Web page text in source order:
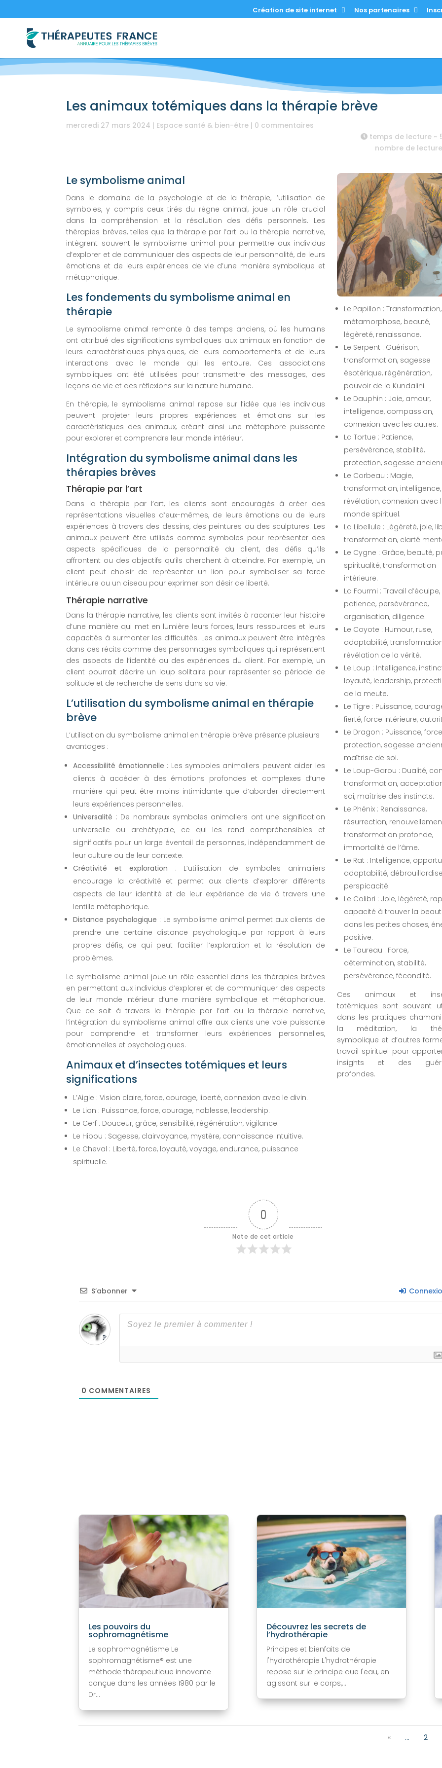
Création de site internet Nos partenaires
Les animaux totémiques dans la thérapie brève
mercredi 27 mars 2024 | Espace santé & bien-être | 0 commentaires
temps de lecture ~
nombre de
Le symbolisme animal
Dans le domaine de la psychologie et de la thérapie, l’utilisation de
symboles, y compris ceux tirés du règne animal, joue un rôle crucial
dans la compréhension et la résolution des défis personnels. Les
thérapies brèves, telles que la thérapie par l’art ou la thérapie narrative,
intègrent souvent le symbolisme animal pour permettre aux individus
d’explorer et de communiquer des aspects de leur personnalité, de leurs
émotions et de leurs expériences de vie d’une manière symbolique et
métaphorique.
Les fondements du symbolisme animal en
thérapie
Le symbolisme animal remonte à des temps anciens, où les humains
ont attribué des significations symboliques aux animaux en fonction de
leurs caractéristiques physiques, de leurs comportements et de leurs
interactions avec le monde qui les entoure. Ces associations
symboliques ont été utilisées pour transmettre des messages, des
leçons de vie et des réflexions sur la nature humaine.
En thérapie, le symbolisme animal repose sur l’idée que les individus
peuvent projeter leurs propres expériences et émotions sur les
caractéristiques des animaux, créant ainsi une métaphore puissante
pour explorer et comprendre leur monde intérieur.
Intégration du symbolisme animal dans les
thérapies brèves
Thérapie par l’art
Dans la thérapie par l’art, les clients sont encouragés à créer des
représentations visuelles d’eux-mêmes, de leurs émotions ou de leurs
expériences à travers des dessins, des peintures ou des sculptures. Les
animaux peuvent être utilisés comme symboles pour représenter des
aspects spécifiques de la personnalité du client, des défis qu’ils
affrontent ou des objectifs qu’ils cherchent à atteindre. Par exemple, un
client peut choisir de représenter un lion pour symboliser sa force
intérieure ou un oiseau pour exprimer son désir de liberté.
Thérapie narrative
Dans la thérapie narrative, les clients sont invités à raconter leur histoire
d’une manière qui met en lumière leurs forces, leurs ressources et leurs
capacités à surmonter les difficultés. Les animaux peuvent être intégrés
dans ces récits comme des personnages symboliques qui représentent
des aspects de l’identité ou des expériences du client. Par exemple, un
client pourrait décrire un loup solitaire pour représenter sa période de
solitude et de recherche de sens dans sa vie.
L’utilisation du symbolisme animal en thérapie
brève
L’utilisation du symbolisme animal en thérapie brève présente plusieurs
avantages :
Accessibilité émotionnelle : Les symboles animaliers peuvent aider les
clients à accéder à des émotions profondes et complexes d’une
manière qui peut être moins intimidante que d’aborder directement
leurs expériences personnelles.
Universalité : De nombreux symboles animaliers ont une signification
universelle ou archétypale, ce qui les rend compréhensibles et
significatifs pour un large éventail de personnes, indépendamment de
leur culture ou de leur contexte.
Créativité et exploration : L’utilisation de symboles animaliers
encourage la créativité et permet aux clients d’explorer différents
aspects de leur identité et de leur expérience de vie à travers une
lentille métaphorique.
Distance psychologique : Le symbolisme animal permet aux clients de
prendre une certaine distance psychologique par rapport à leurs
propres défis, ce qui peut faciliter l’exploration et la résolution de
problèmes.
Le symbolisme animal joue un rôle essentiel dans les thérapies brèves
en permettant aux individus d’explorer et de communiquer des aspects
de leur monde intérieur d’une manière symbolique et métaphorique.
Que ce soit à travers la thérapie par l’art ou la thérapie narrative,
l’intégration du symbolisme animal offre aux clients une voie puissante
pour comprendre et transformer leurs expériences personnelles,
émotionnelles et psychologiques.
Animaux et d’insectes totémiques et leurs
significations
L’Aigle : Vision claire, force, courage, liberté, connexion avec le divin.
Le Lion : Puissance, force, courage, noblesse, leadership.
Le Cerf : Douceur, grâce, sensibilité, régénération, vigilance.
Le Hibou : Sagesse, clairvoyance, mystère, connaissance intuitive.
Le Cheval : Liberté, force, loyauté, voyage, endurance, puissance
spirituelle.
Le Papillon : Transformation,
métamorphose, beauté,
légèreté, renaissance.
Le Serpent : Guérison,
transformation, sagesse
ésotérique, régénération,
pouvoir de la Kundalini.
Le Dauphin : Joie, amour,
intelligence, compassion,
connexion avec les autres.
La Tortue : Patience,
persévérance, stabilité,
protection, sagesse
Le Corbeau : Magie,
transformation, intelligence,
révélation, connexion avec
monde spirituel.
La Libellule : Légèreté, joie,
transformation, clarté
Le Cygne : Grâce, beauté,
spiritualité, transformation
intérieure.
La Fourmi : Travail d’équipe,
patience, persévérance,
organisation, diligence.
Le Coyote : Humour, ruse,
adaptabilité,
révélation de la vérité.
Le Loup : Intelligence,
loyauté, leadership,
de la meute.
Le Tigre : Puissance,
fierté, force intérieure,
Le Dragon : Puissance,
protection, sagesse
maîtrise de soi.
Le Loup-Garou : Dualité,
transformation,
soi, maîtrise des instincts.
Le Phénix : Renaissance,
résurrection,
transformation profonde,
immortalité de l’âme.
Le Rat : Intelligence,
adaptabilité,
perspicacité.
Le Colibri : Joie, légèreté,
capacité à trouver la
dans les petites choses,
positive.
Le Taureau : Force,
détermination, stabilité,
persévérance, fécondité.
Ces animaux et
totémiques sont souvent
dans les pratiques
la méditation, la
symbolique et d’autres
travail spirituel pour
insights et des
profondes.
0
Note de cet article
S’abonner
0 COMMENTAIRES
Les pouvoirs du
sophromagnétisme
Le sophromagnétisme Le
sophromagnétisme® est une
méthode thérapeutique innovante
conçue dans les années 1980 par le
Dr...
Découvrez les secrets de
l’hydrothérapie
Principes et bienfaits de
l'hydrothérapie L'hydrothérapie
repose sur le principe que l'eau, en
agissant sur le corps,...
« ... 2